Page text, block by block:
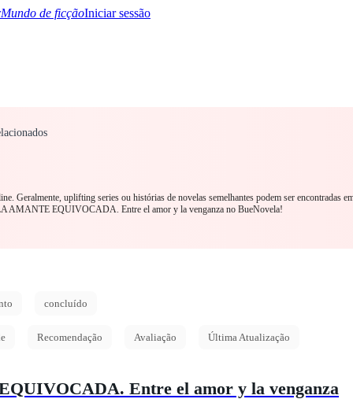
Mundo de ficçãoIniciar sessão
Geralmente, uplifting series ou histórias de novelas semelhantes podem ser encontradas
AMANTE EQUIVOCADA. Entre el amor y la venganza no BueNovela!
concluído
Recomendação Avaliação Última Atualização
Entre el amor y la venganza